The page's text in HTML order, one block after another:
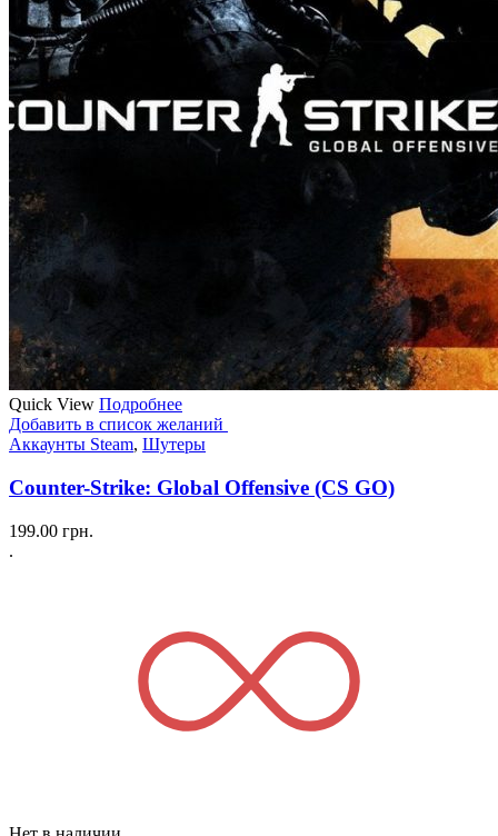
Quick View Подробнее
Добавить в список желаний
Аккаунты Steam, Шутеры
Counter-Strike: Global Offensive (CS GO)
199.00 грн.
.